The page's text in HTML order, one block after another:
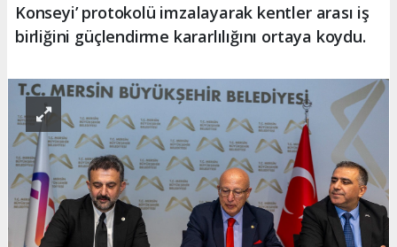
Konseyi’ protokolü imzalayarak kentler arası iş
birliğini güçlendirme kararlılığını ortaya koydu.